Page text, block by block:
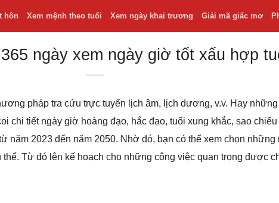
hôn Xem mệnh theo tuổi Xem ngày khai trương Giải mã giấc mơ
ngày xem ngày giờ tốt xấu hợp
pháp tra cứu trực tuyến lịch âm, lịch dương, v.v. Hay
chi tiết ngày giờ hoàng đạo, hắc đạo, tuổi xung khắc, sao
năm 2023 đến năm 2050. Nhờ đó, bạn có thể xem chọn
Từ đó lên kế hoạch cho những công việc quan trọng được